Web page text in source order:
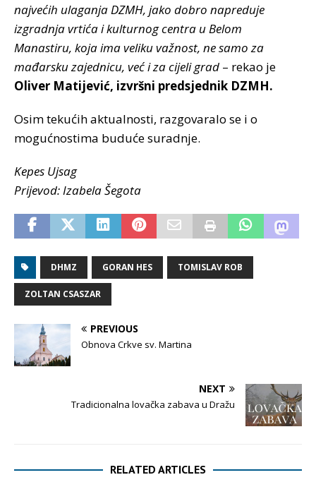
najvećih ulaganja DZMH, jako dobro napreduje
izgradnja vrtića i kulturnog centra u Belom
Manastiru, koja ima veliku važnost, ne samo za
mađarsku zajednicu, već i za cijeli grad – rekao je
Oliver Matijević, izvršni predsjednik DZMH.
Osim tekućih aktualnosti, razgovaralo se i o
mogućnostima buduće suradnje.
Kepes Ujsag
Prijevod: Izabela Šegota
DHMZ GORAN HES TOMISLAV ROB
ZOLTAN CSASZAR
PREVIOUS
Obnova Crkve sv. Martina
NEXT
Tradicionalna lovačka zabava u Dražu
RELATED ARTICLES